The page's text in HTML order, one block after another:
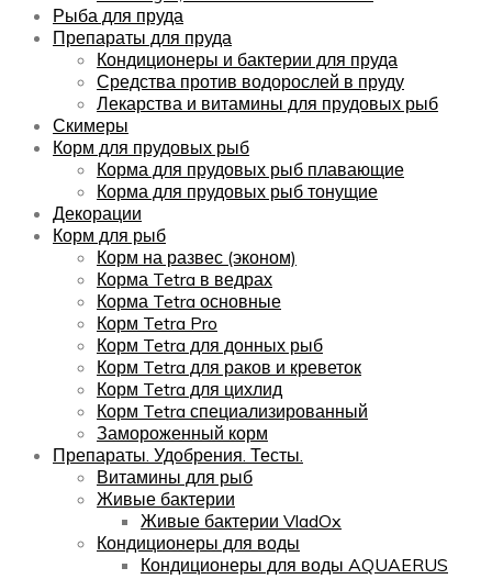
Рыба для пруда
Препараты для пруда
Кондиционеры и бактерии для пруда
Средства против водорослей в пруду
Лекарства и витамины для прудовых рыб
Скимеры
Корм для прудовых рыб
Корма для прудовых рыб плавающие
Корма для прудовых рыб тонущие
Декорации
Корм для рыб
Корм на развес (эконом)
Корма Tetra в ведрах
Корма Tetra основные
Корм Tetra Pro
Корм Tetra для донных рыб
Корм Tetra для раков и креветок
Корм Tetra для цихлид
Корм Tetra специализированный
Замороженный корм
Препараты. Удобрения. Тесты.
Витамины для рыб
Живые бактерии
Живые бактерии VladOx
Кондиционеры для воды
Кондиционеры для воды AQUAERUS